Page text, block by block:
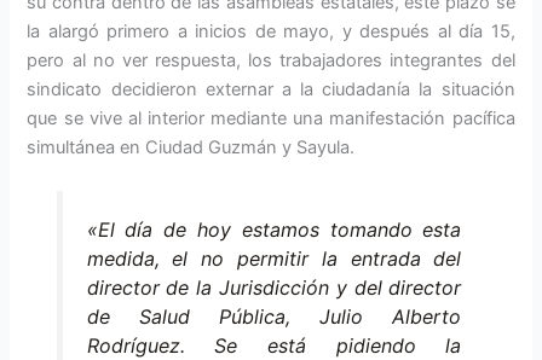
la alargó primero a inicios de mayo, y después al día 15,
pero al no ver respuesta, los trabajadores integrantes del
sindicato decidieron externar a la ciudadanía la situación
que se vive al interior mediante una manifestación pacífica
simultánea en Ciudad Guzmán y Sayula.
«El día de hoy estamos tomando esta
medida, el no permitir la entrada del
director de la Jurisdicción y del director
de Salud Pública, Julio Alberto
Rodríguez. Se está pidiendo la